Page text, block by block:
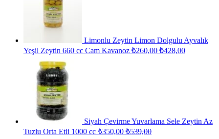
Limonlu Zeytin Limon Dolgulu Ayvalık
Yeşil Zeytin 660 cc Cam Kavanoz ₺260,00 ₺428,00
Siyah Çevirme Yuvarlama Sele Zeytin Az
Tuzlu Orta Etli 1000 cc ₺350,00 ₺539,00